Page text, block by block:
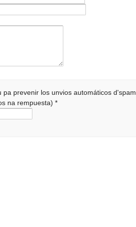
prevenir los unvios automáticos d'spam.
na rempuesta)*